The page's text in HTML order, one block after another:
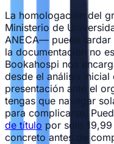
La homologación del
Ministerio de
ANECA— puede tardar
la documentación no
Bookahospi nos
desde el análisis inicial
presentación ante el
tengas que navegar
para complicarse.
de título por solo
concreto antes de